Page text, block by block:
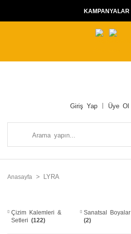
KAMPANYALAR
Giriş Yap Üye Ol
Anasayfa LYRA
Çizim Kalemleri &
Setleri (122)
Sanatsal Boyalar
(2)